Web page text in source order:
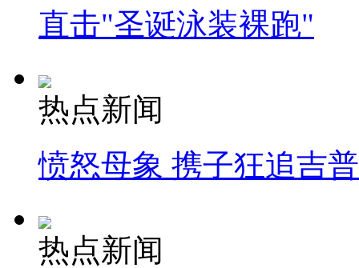
直击"圣诞泳装裸跑"
热点新闻
愤怒母象 携子狂追吉
热点新闻